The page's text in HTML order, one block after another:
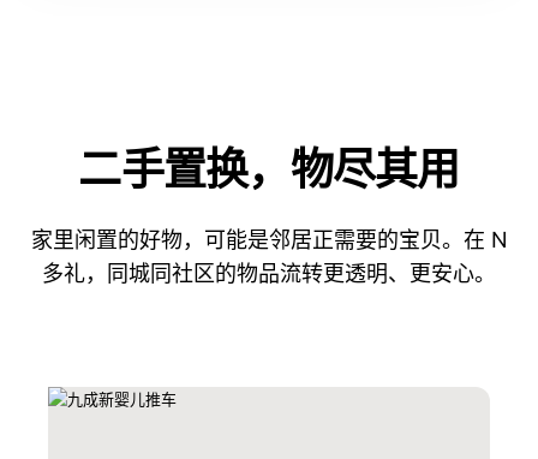
二手置换，物尽其用
家里闲置的好物，可能是邻居正需要的宝贝。在 N
多礼，同城同社区的物品流转更透明、更安心。